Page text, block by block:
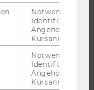
Notwendig zur
Identifizierung
Angehörige/r für
Kursanmeldung.
Notwendig zur
Identifizierung
Angehörige/r für
Kursanmeldung.